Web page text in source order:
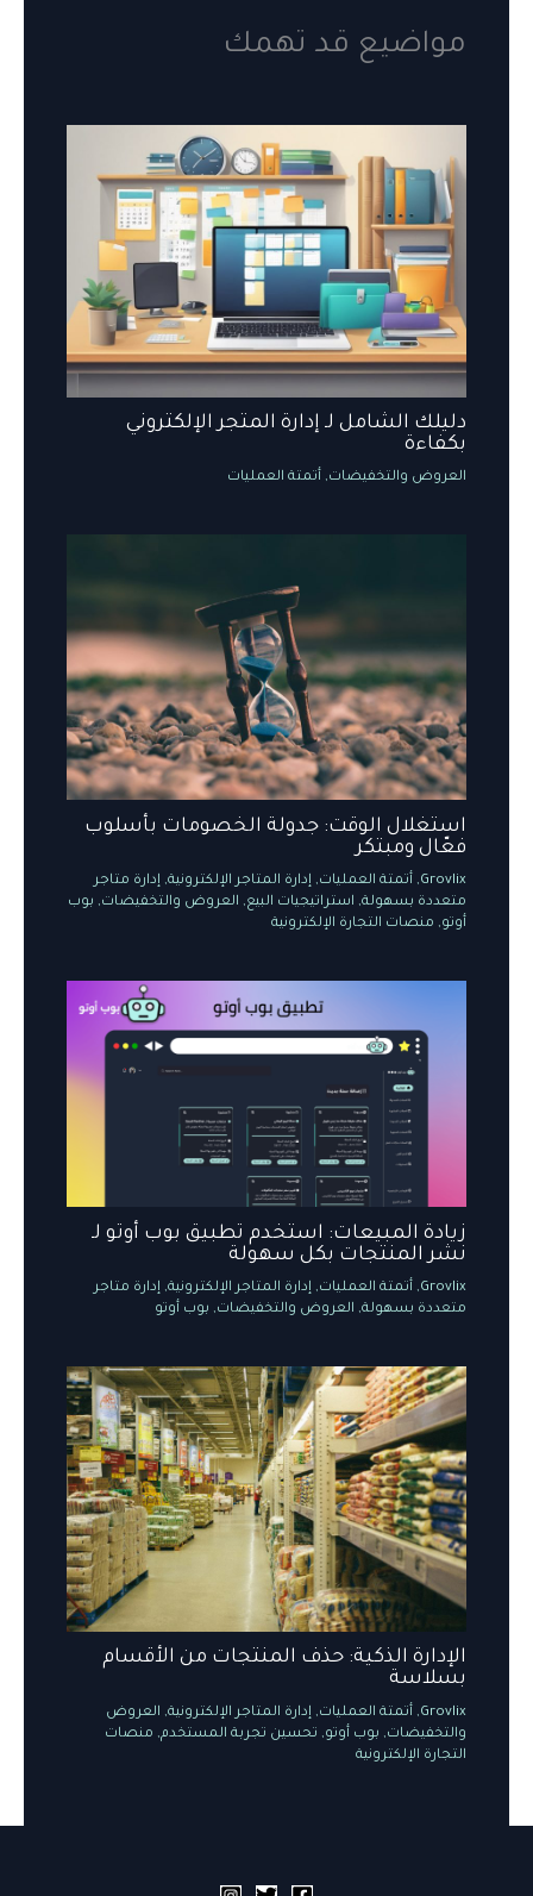
مواضيع قد تهمك
دليلك الشامل لـ إدارة المتجر الإلكتروني
بكفاءة
العروض والتخفيضات, أتمتة العمليات
استغلال الوقت: جدولة الخصومات بأسلوب
فعّال ومبتكر
Grovlix
, أتمتة العمليات,إدارة المتاجر الإلكترونية,إدارة متاجر
متعددة بسهولة, استراتيجيات البيع, العروض والتخفيضات, بوب
أوتو, منصات التجارة الإلكترونية
زيادة المبيعات: استخدم تطبيق بوب أوتو لـ
نشر المنتجات بكل سهولة
Grovlix
, أتمتة العمليات,إدارة المتاجر الإلكترونية,إدارة متاجر
متعددة بسهولة, العروض والتخفيضات, بوب أوتو
الإدارة الذكية: حذف المنتجات من الأقسام
بسلاسة
Grovlix
, أتمتة العمليات, إدارة المتاجر الإلكترونية, العروض
والتخفيضات, بوب أوتو, تحسين تجربة المستخدم, منصات
التجارة الإلكترونية